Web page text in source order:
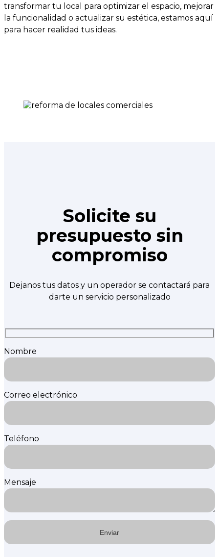
transformar tu local para optimizar el espacio, mejorar
la funcionalidad o actualizar su estética, estamos aquí
para hacer realidad tus ideas.
Solicite su
presupuesto sin
compromiso
Dejanos tus datos y un operador se contactará para
darte un servicio personalizado
Nombre
Correo electrónico
Teléfono
Mensaje